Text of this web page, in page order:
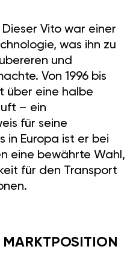
Vito war einer
was ihn zu
und
Von 1996 bis
über eine halbe
– ein
für seine
in Europa ist er bei
eine bewährte Wahl,
für den Transport